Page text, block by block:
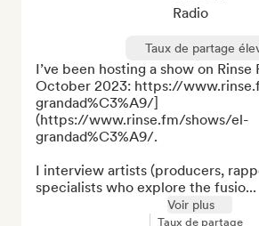
Radio
Taux de partage
I’ve been hosting a show on Rinse
October 2023: https://
grandad%C3%A9/]
(https://www.rinse.fm/shows/el-
grandad%C3%A9/.
I interview artists (producers,
specialists who explore the fusio...
Voir plus
Taux de partage